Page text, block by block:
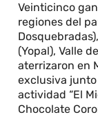
Veinticinco
regiones del
(Yopal), Valle
aterrizaron en
exclusiva junto
actividad “El
Chocolate